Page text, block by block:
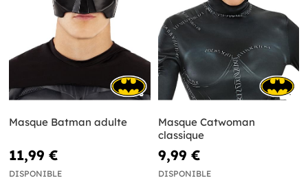
Masque Batman adulte
11,99 €
DISPONIBLE
Masque Catwoman
classique
9,99 €
DISPONIBLE